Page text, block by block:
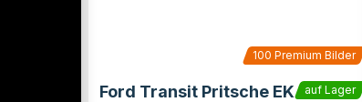
100 Premium Bilder
Ford Transit Pritsche EK
auf Lager